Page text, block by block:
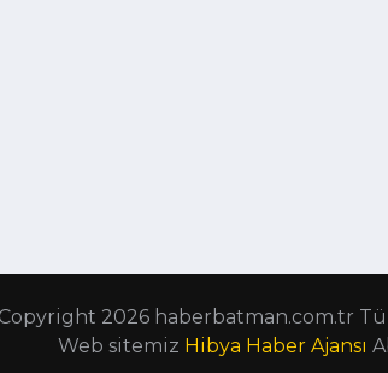
2026 haberbatman.com.tr
Web sitemiz Hibya Haber Ajansı